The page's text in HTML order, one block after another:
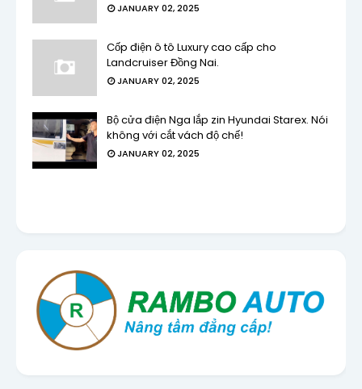
JANUARY 02, 2025
Cốp điện ô tô Luxury cao cấp cho
Landcruiser Đồng Nai.
JANUARY 02, 2025
Bộ cửa điện Nga lắp zin Hyundai Starex. Nói
không với cắt vách độ chế!
JANUARY 02, 2025